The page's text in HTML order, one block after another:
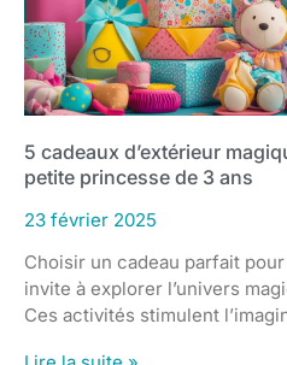
5 cadeaux d’extérieur
petite princesse de 3 ans
23 février 2025
Choisir un cadeau parfait
invite à explorer l’univers
Ces activités stimulent